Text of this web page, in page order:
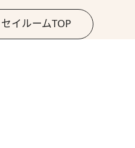
イルームTOP